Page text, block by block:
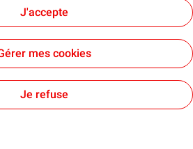
conforme
au bon fonctionnement du site
d’informations, vous pouvez
de données personnelles et
J'accepte
mes cookies
Je refuse